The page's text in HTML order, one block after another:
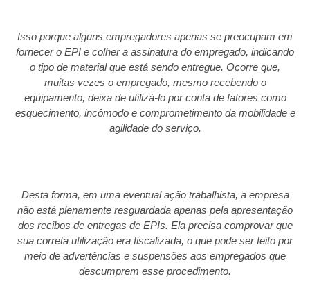
Isso porque alguns empregadores apenas se preocupam em
fornecer o EPI e colher a assinatura do empregado, indicando
o tipo de material que está sendo entregue. Ocorre que,
muitas vezes o empregado, mesmo recebendo o
equipamento, deixa de utilizá-lo por conta de fatores como
esquecimento, incômodo e comprometimento da mobilidade e
agilidade do serviço.
Desta forma, em uma eventual ação trabalhista, a empresa
não está plenamente resguardada apenas pela apresentação
dos recibos de entregas de EPIs. Ela precisa comprovar que
sua correta utilização era fiscalizada, o que pode ser feito por
meio de advertências e suspensões aos empregados que
descumprem esse procedimento.